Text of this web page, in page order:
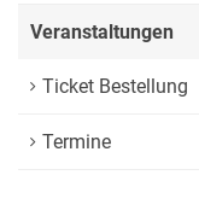
Veranstaltungen
Ticket Bestellung
Termine